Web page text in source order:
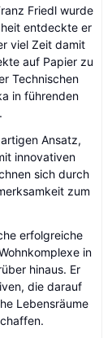
Friedl wurde
entdeckte er
viel Zeit damit
auf Papier zu
Technischen
in führenden
Ansatz,
innovativen
sich durch
zum
erfolgreiche
in
hinaus. Er
die darauf
Lebensräume